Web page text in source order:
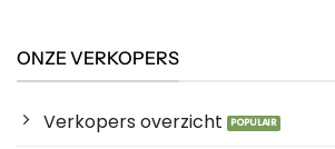
ONZE VERKOPERS
Verkopers overzicht